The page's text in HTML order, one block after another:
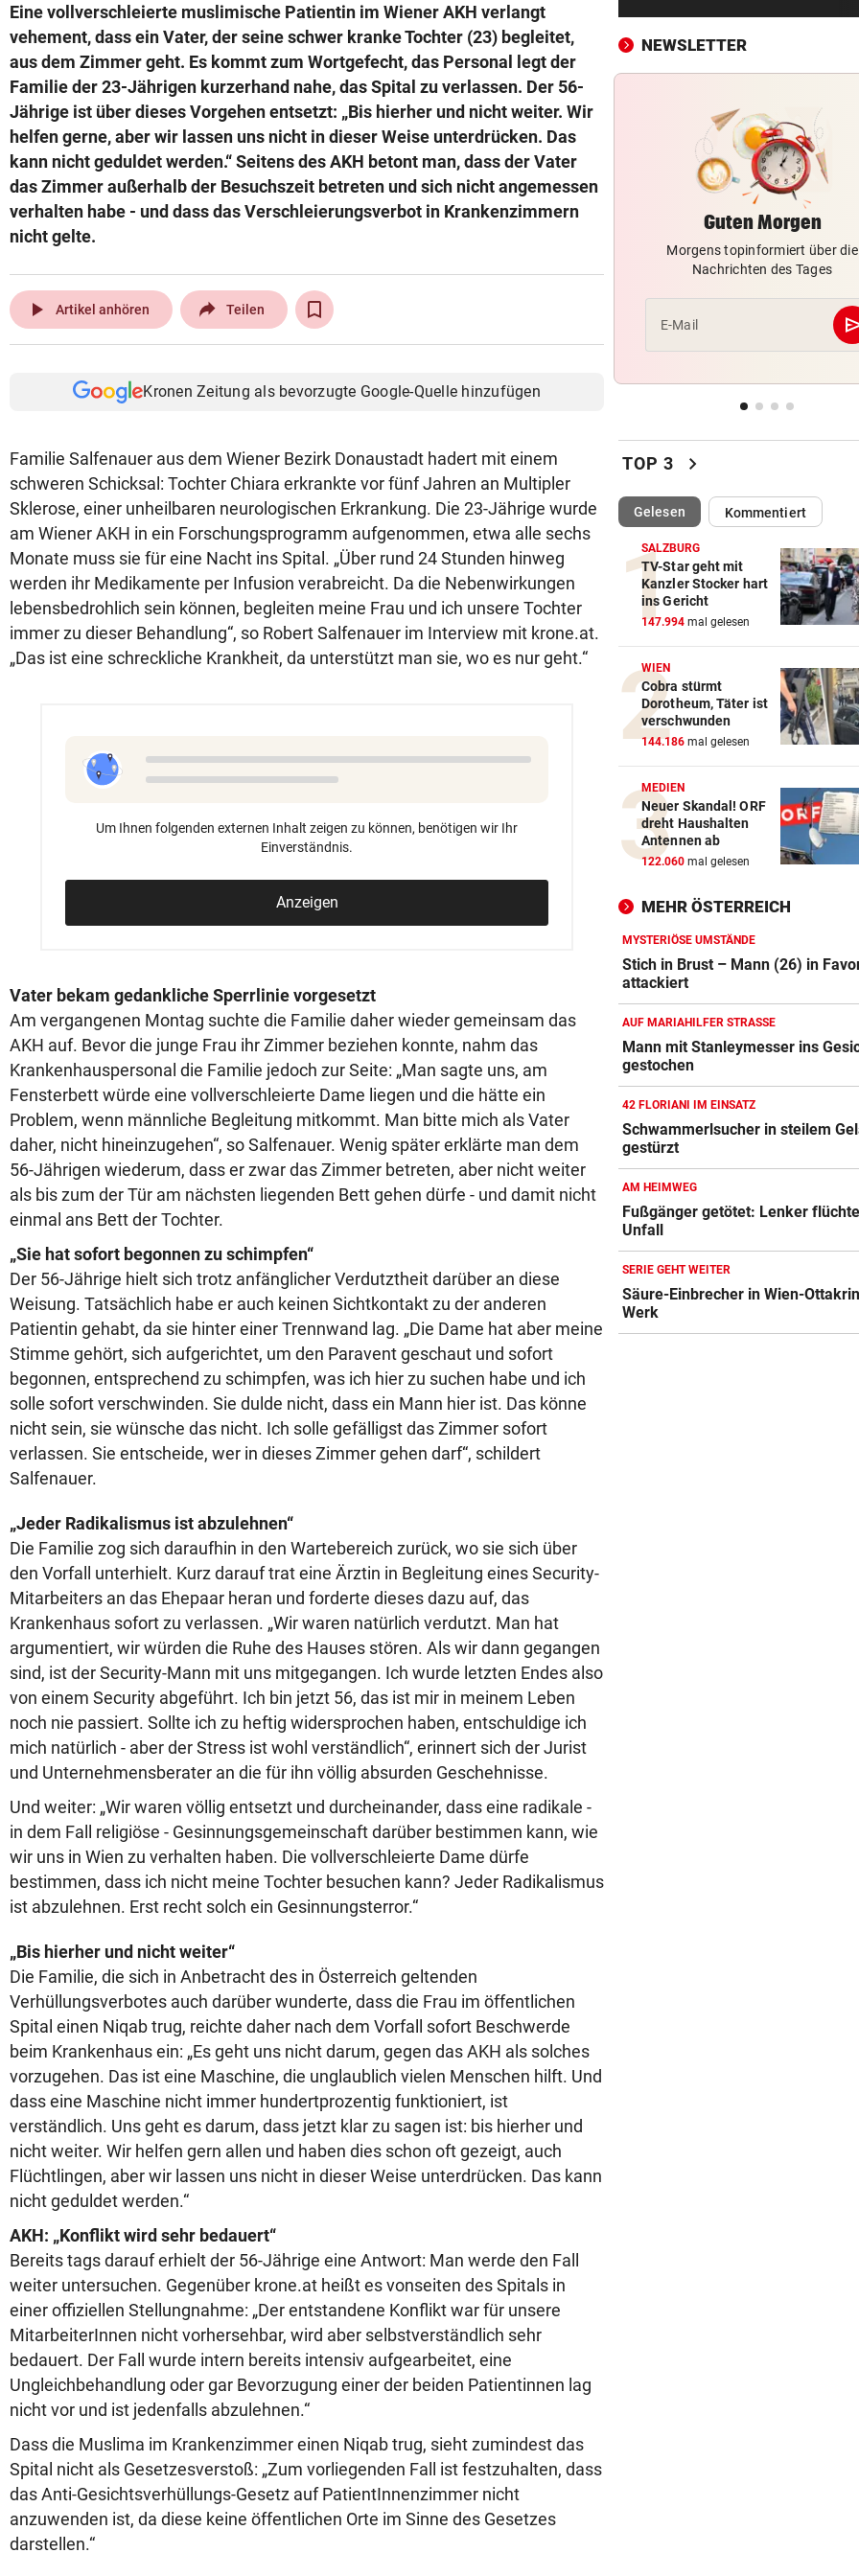
Eine vollverschleierte muslimische Patientin im Wiener AKH verlangt
vehement, dass ein Vater, der seine schwer kranke Tochter (23) begleitet,
aus dem Zimmer geht. Es kommt zum Wortgefecht, das Personal legt der
Familie der 23-Jährigen kurzerhand nahe, das Spital zu verlassen. Der 56-
Jährige ist über dieses Vorgehen entsetzt: „Bis hierher und nicht weiter. Wir
helfen gerne, aber wir lassen uns nicht in dieser Weise unterdrücken. Das
kann nicht geduldet werden.“ Seitens des AKH betont man, dass der Vater
das Zimmer außerhalb der Besuchszeit betreten und sich nicht angemessen
verhalten habe - und dass das Verschleierungsverbot in Krankenzimmern
nicht gelte.
play_arrow Artikel anhören Teilen
Kronen Zeitung als bevorzugte Google-Quelle hinzufügen
Familie Salfenauer aus dem Wiener Bezirk Donaustadt hadert mit einem
schweren Schicksal: Tochter Chiara erkrankte vor fünf Jahren an Multipler
Sklerose, einer unheilbaren neurologischen Erkrankung. Die 23-Jährige wurde
am Wiener AKH in ein Forschungsprogramm aufgenommen, etwa alle sechs
Monate muss sie für eine Nacht ins Spital. „Über rund 24 Stunden hinweg
werden ihr Medikamente per Infusion verabreicht. Da die Nebenwirkungen
lebensbedrohlich sein können, begleiten meine Frau und ich unsere Tochter
immer zu dieser Behandlung“, so Robert Salfenauer im Interview mit krone.at.
„Das ist eine schreckliche Krankheit, da unterstützt man sie, wo es nur geht.“
Um Ihnen folgenden externen Inhalt zeigen zu können, benötigen wir Ihr
Einverständnis.
Anzeigen
Vater bekam gedankliche Sperrlinie vorgesetzt
Am vergangenen Montag suchte die Familie daher wieder gemeinsam das
AKH auf. Bevor die junge Frau ihr Zimmer beziehen konnte, nahm das
Krankenhauspersonal die Familie jedoch zur Seite: „Man sagte uns, am
Fensterbett würde eine vollverschleierte Dame liegen und die hätte ein
Problem, wenn männliche Begleitung mitkommt. Man bitte mich als Vater
daher, nicht hineinzugehen“, so Salfenauer. Wenig später erklärte man dem
56-Jährigen wiederum, dass er zwar das Zimmer betreten, aber nicht weiter
als bis zum der Tür am nächsten liegenden Bett gehen dürfe - und damit nicht
einmal ans Bett der Tochter.
„Sie hat sofort begonnen zu schimpfen“
Der 56-Jährige hielt sich trotz anfänglicher Verdutztheit darüber an diese
Weisung. Tatsächlich habe er auch keinen Sichtkontakt zu der anderen
Patientin gehabt, da sie hinter einer Trennwand lag. „Die Dame hat aber meine
Stimme gehört, sich aufgerichtet, um den Paravent geschaut und sofort
begonnen, entsprechend zu schimpfen, was ich hier zu suchen habe und ich
solle sofort verschwinden. Sie dulde nicht, dass ein Mann hier ist. Das könne
nicht sein, sie wünsche das nicht. Ich solle gefälligst das Zimmer sofort
verlassen. Sie entscheide, wer in dieses Zimmer gehen darf“, schildert
Salfenauer.
„Jeder Radikalismus ist abzulehnen“
Die Familie zog sich daraufhin in den Wartebereich zurück, wo sie sich über
den Vorfall unterhielt. Kurz darauf trat eine Ärztin in Begleitung eines Security-
Mitarbeiters an das Ehepaar heran und forderte dieses dazu auf, das
Krankenhaus sofort zu verlassen. „Wir waren natürlich verdutzt. Man hat
argumentiert, wir würden die Ruhe des Hauses stören. Als wir dann gegangen
sind, ist der Security-Mann mit uns mitgegangen. Ich wurde letzten Endes also
von einem Security abgeführt. Ich bin jetzt 56, das ist mir in meinem Leben
noch nie passiert. Sollte ich zu heftig widersprochen haben, entschuldige ich
mich natürlich - aber der Stress ist wohl verständlich“, erinnert sich der Jurist
und Unternehmensberater an die für ihn völlig absurden Geschehnisse.
Und weiter: „Wir waren völlig entsetzt und durcheinander, dass eine radikale -
in dem Fall religiöse - Gesinnungsgemeinschaft darüber bestimmen kann, wie
wir uns in Wien zu verhalten haben. Die vollverschleierte Dame dürfe
bestimmen, dass ich nicht meine Tochter besuchen kann? Jeder Radikalismus
ist abzulehnen. Erst recht solch ein Gesinnungsterror.“
„Bis hierher und nicht weiter“
Die Familie, die sich in Anbetracht des in Österreich geltenden
Verhüllungsverbotes auch darüber wunderte, dass die Frau im öffentlichen
Spital einen Niqab trug, reichte daher nach dem Vorfall sofort Beschwerde
beim Krankenhaus ein: „Es geht uns nicht darum, gegen das AKH als solches
vorzugehen. Das ist eine Maschine, die unglaublich vielen Menschen hilft. Und
dass eine Maschine nicht immer hundertprozentig funktioniert, ist
verständlich. Uns geht es darum, dass jetzt klar zu sagen ist: bis hierher und
nicht weiter. Wir helfen gern allen und haben dies schon oft gezeigt, auch
Flüchtlingen, aber wir lassen uns nicht in dieser Weise unterdrücken. Das kann
nicht geduldet werden.“
AKH: „Konflikt wird sehr bedauert“
Bereits tags darauf erhielt der 56-Jährige eine Antwort: Man werde den Fall
weiter untersuchen. Gegenüber krone.at heißt es vonseiten des Spitals in
einer offiziellen Stellungnahme: „Der entstandene Konflikt war für unsere
MitarbeiterInnen nicht vorhersehbar, wird aber selbstverständlich sehr
bedauert. Der Fall wurde intern bereits intensiv aufgearbeitet, eine
Ungleichbehandlung oder gar Bevorzugung einer der beiden Patientinnen lag
nicht vor und ist jedenfalls abzulehnen.“
Dass die Muslima im Krankenzimmer einen Niqab trug, sieht zumindest das
Spital nicht als Gesetzesverstoß: „Zum vorliegenden Fall ist festzuhalten, dass
das Anti-Gesichtsverhüllungs-Gesetz auf PatientInnenzimmer nicht
anzuwenden ist, da diese keine öffentlichen Orte im Sinne des Gesetzes
darstellen.“
Ö3-Star Gabi Hiller teilt
zuckersüße Baby-News
42 FLORIANI IM EINSATZ vor
Gelände gestürzt
NACH ANSTURM AUF CEUTA vor
Streit zwischen Rom und
Brunner vermittelt
ZUR LAGE DER PARTEIEN vor
FPÖ immer stärker, zieht
die ÖVP-Reißleine?
vor
flüchtet nach Unfall
Säure-Einbrecher in Wien-
Ottakring am Werk
ALLE TITEL WEG, ABER:
Ex-Prinz Andrew soll royales
Begräbnis erhalten
NACH „KRONE“-BERICHT vor
ORF beruhigt: „Meiste mehr
einen Empfangsweg“
DEUTLICHE WORTE vor
„Katastrophal“: Benatia
mit Ex-Klub ab
WAREN ES JÄGER?
Frau entdeckte
ihrem Auto
JEDE 5. IST GEFÄHRDET vor
Armut: Kindererziehung
Frauen die Pension
MIT DROGEN IM GEPÄCK vor
Mädchen (8) von E-Scooter-
Fahrer niedergerast
BEI FLUCHTVERSUCH vor 2
Polizisten von
mitgeschleift
NEWSLETTER
Guten Morgen
Morgens topinformiert über die
Nachrichten des Tages
E-Mail
TOP 3 chevron_right
Gelesen(ausgewählt)Kommentiert
SALZBURG
TV-Star geht mit
Kanzler Stocker hart
ins Gericht
147.994 mal gelesen
WIEN
Cobra stürmt
Dorotheum, Täter ist
verschwunden
144.186 mal gelesen
MEDIEN
Neuer Skandal! ORF
dreht Haushalten
Antennen ab
122.060 mal gelesen
MEHR ÖSTERREICH
MYSTERIÖSE UMSTÄNDE
Stich in Brust – Mann (26) in
attackiert
AUF MARIAHILFER STRASSE
Mann mit Stanleymesser ins
gestochen
42 FLORIANI IM EINSATZ
Schwammerlsucher in steilem
gestürzt
AM HEIMWEG
Fußgänger getötet: Lenker
Unfall
SERIE GEHT WEITER
Säure-Einbrecher in Wien-
Werk